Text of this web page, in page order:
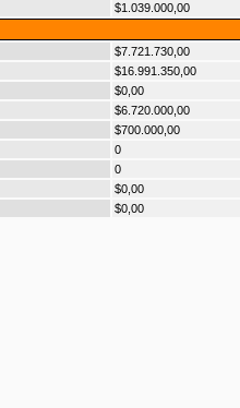
$1.039.000,00
$7.721.730,00
$16.991.350,00
$0,00
$6.720.000,00
$700.000,00
0
0
$0,00
$0,00